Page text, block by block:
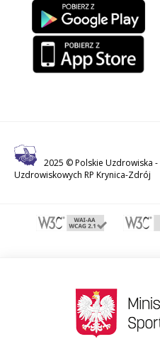
2025 © Polskie Uzdrowiska -
Uzdrowiskowych RP Krynica-Zdrój